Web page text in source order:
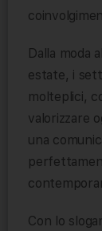
Dalla moda
estate, i
molteplici,
valorizzare
una
Con lo